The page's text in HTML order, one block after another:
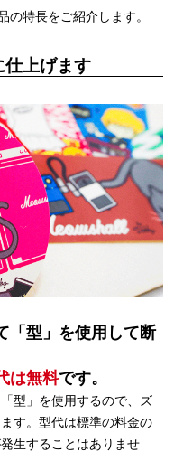
の特長をご紹介します。
仕上げます
「型」を使用して断
は無料です。
型」を使用するので、ズ
す。型代は標準の料金の
生することはありませ